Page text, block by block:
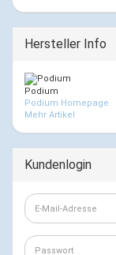
Hersteller Info
Podium
Podium Homepage
Mehr Artikel
Kundenlogin
E-
Passwort